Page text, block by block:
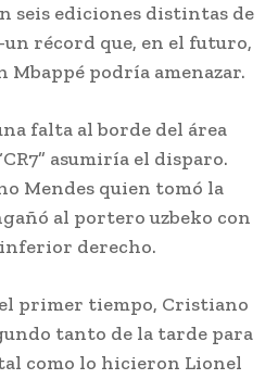
seis ediciones distintas de
récord que, en el futuro,
Mbappé podría amenazar.
falta al borde del área
asumiría el disparo.
Mendes quien tomó la
al portero uzbeko con
derecho.
primer tiempo, Cristiano
tanto de la tarde para
como lo hicieron Lionel